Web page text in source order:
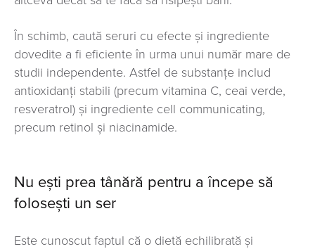
În schimb, caută seruri cu efecte și ingrediente
dovedite a fi eficiente în urma unui număr mare de
studii independente. Astfel de substanțe includ
antioxidanți stabili (precum vitamina C, ceai verde,
resveratrol) și ingrediente cell communicating,
precum retinol și niacinamide.
Nu ești prea tânără pentru a începe să
folosești un ser
Este cunoscut faptul că o dietă echilibrată și